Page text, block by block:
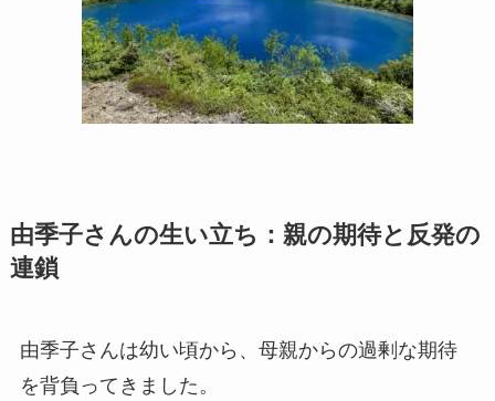
由季子さんの生い立ち：親の期待と反発の
連鎖
由季子さんは幼い頃から、母親からの過剰な期待
を背負ってきました。